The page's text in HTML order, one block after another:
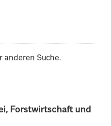
Forstwirtschaft und
anderen Suche.